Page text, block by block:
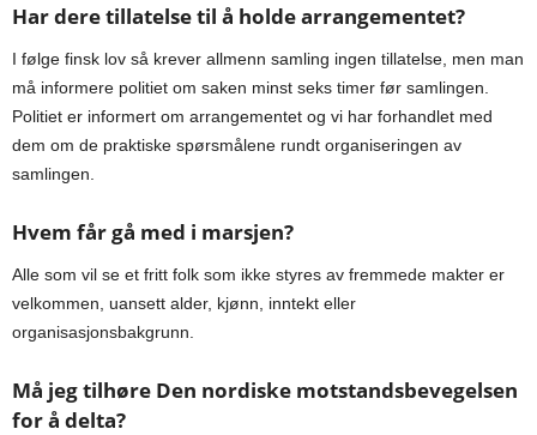
Har dere tillatelse til å holde arrangementet?
I følge finsk lov så krever allmenn samling ingen tillatelse, men man
må informere politiet om saken minst seks timer før samlingen.
Politiet er informert om arrangementet og vi har forhandlet med
dem om de praktiske spørsmålene rundt organiseringen av
samlingen.
Hvem får gå med i marsjen?
Alle som vil se et fritt folk som ikke styres av fremmede makter er
velkommen, uansett alder, kjønn, inntekt eller
organisasjonsbakgrunn.
Må jeg tilhøre Den nordiske motstandsbevegelsen
for å delta?